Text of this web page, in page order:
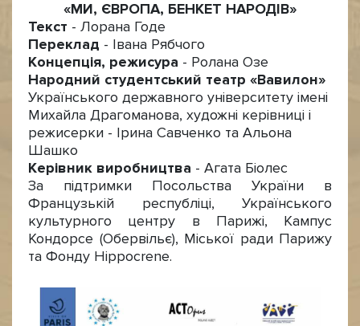
«МИ, ЄВРОПА, БЕНКЕТ НАРОДІВ»
Текст - Лорана Годе
Переклад - Івана Рябчого
Концепція, режисура - Ролана Озе
Народний студентський театр «Вавилон»
Українського державного університету імені
Михайла Драгоманова, художні керівниці і
режисерки - Ірина Савченко та Альона
Шашко
Керівник виробництва - Агата Біолес
За підтримки Посольства України в
Французькій республіці, Українського
культурного центру в Парижі, Кампус
Кондорсе (Обервільє), Міської ради Парижу
та Фонду Hippocrene.